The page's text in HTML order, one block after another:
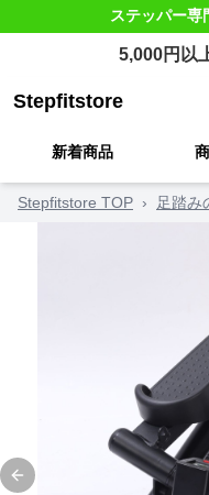
ステッパー専
5,000円以
Stepfitstore
新着商品
Stepfitstore TOP › 足踏み
Previous slide